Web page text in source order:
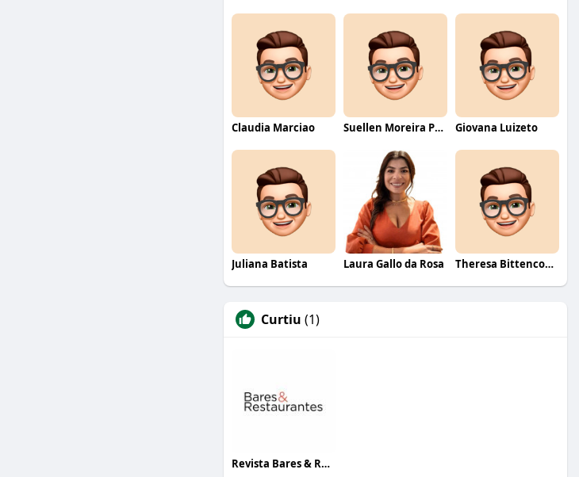
Claudia Marciao Suellen Moreira Parente de Oliveira Giovana Luizeto
Juliana Batista Laura Gallo da Rosa Theresa Bittencourt
Curtiu (1)
Revista Bares & Restaurantes